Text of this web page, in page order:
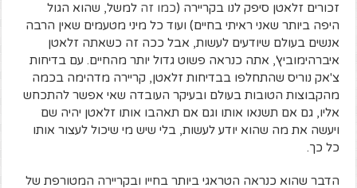
זכורים זלאטן סיפק לנו בקריירה (כמו זה למשל, שהוא הגול
היפה ביותר שאני ראיתי בחיים) ועוד כל מיני מטעמים שאין הרבה
אנשים בעולם שיודעים לעשות, אבל ככה זה כשאתה זלאטן
איברהימוביץ', אתה כנראה פשוט גדול יותר מהחיים. עם בדיחות
צ'אק נוריס שהתחלפו בבדיחות זלאטן, קריירה מדהימה בכמה
מהקבוצות הטובות בעולם ובעיקר העובדה שאי אפשר להתכחש
אליו, גם אם תשנאו אותו וגם אם תאהבו אותו זלאטן יהיה שם
ויעשה את מה שהוא יודע לעשות, בלי שיש מי שיכול לעצור אותו
כל כך.
הדבר שהוא כנראה הטראגי ביותר בחייו ובקריירה המטורפת של